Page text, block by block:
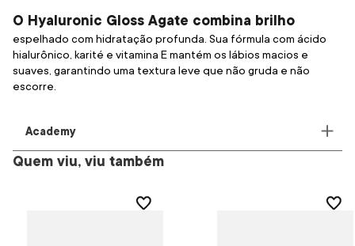
O Hyaluronic Gloss Agate combina brilho
espelhado com hidratação profunda. Sua fórmula com ácido
hialurônico, karité e vitamina E mantém os lábios macios e
suaves, garantindo uma textura leve que não gruda e não
escorre.
Academy
Quem viu, viu também